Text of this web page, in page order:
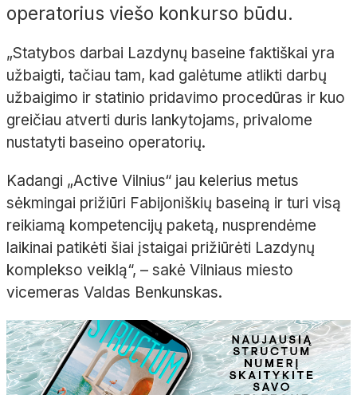
operatorius viešo konkurso būdu.
„Statybos darbai Lazdynų baseine faktiškai yra
užbaigti, tačiau tam, kad galėtume atlikti darbų
užbaigimo ir statinio pridavimo procedūras ir kuo
greičiau atverti duris lankytojams, privalome
nustatyti baseino operatorių.
Kadangi „Active Vilnius“ jau kelerius metus
sėkmingai prižiūri Fabijoniškių baseiną ir turi visą
reikiamą kompetencijų paketą, nusprendėme
laikinai patikėti šiai įstaigai prižiūrėti Lazdynų
komplekso veiklą“, – sakė Vilniaus miesto
vicemeras Valdas Benkunskas.